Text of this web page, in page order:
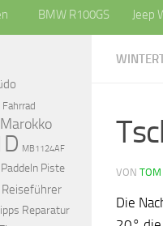
BMW R100GS Jeep
VON TOM
Die
Fahrrad
Marokko
MB1124AF
Paddeln Piste
Reiseführer
Reparatur